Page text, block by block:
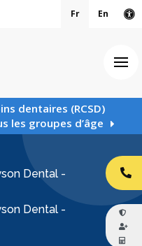
Fr En
dentaires (RCSD)
les groupes d’âge
Dental -
Dental -